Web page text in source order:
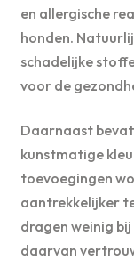
en allergische
honden.
schadelijke
voor de
Daarnaast
kunstmatige
toevoegingen
aantrekkelijker
dragen weinig
daarvan